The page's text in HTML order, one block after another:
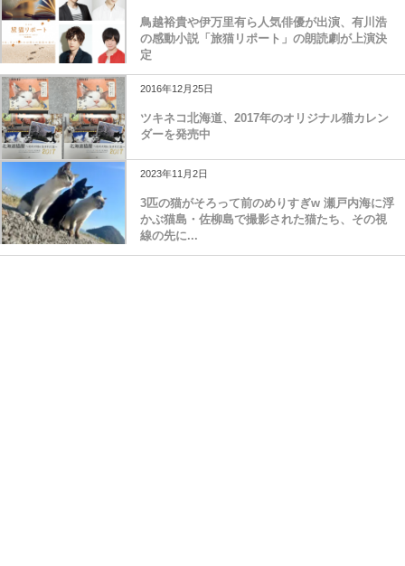
鳥越裕貴や伊万里有ら人気俳優が出演、有川浩
の感動小説「旅猫リポート」の朗読劇が上演決
定
2016年12月25日
ツキネコ北海道、2017年のオリジナル猫カレン
ダーを発売中
2023年11月2日
3匹の猫がそろって前のめりすぎw 瀬戸内海に浮
かぶ猫島・佐柳島で撮影された猫たち、その視
線の先に...